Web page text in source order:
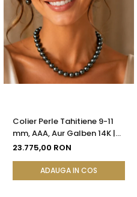
Colier Perle Tahitiene 9-11
mm, AAA, Aur Galben 14K |
KASKADDA®
23.775,00 RON
ADAUGA IN COS